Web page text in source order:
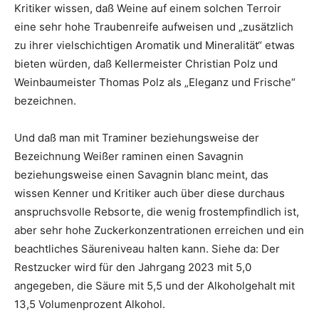
Kritiker wissen, daß Weine auf einem solchen Terroir
eine sehr hohe Traubenreife aufweisen und „zusätzlich
zu ihrer vielschichtigen Aromatik und Mineralität“ etwas
bieten würden, daß Kellermeister Christian Polz und
Weinbaumeister Thomas Polz als „Eleganz und Frische“
bezeichnen.
Und daß man mit Traminer beziehungsweise der
Bezeichnung Weißer raminen einen Savagnin
beziehungsweise einen Savagnin blanc meint, das
wissen Kenner und Kritiker auch über diese durchaus
anspruchsvolle Rebsorte, die wenig frostempfindlich ist,
aber sehr hohe Zuckerkonzentrationen erreichen und ein
beachtliches Säureniveau halten kann. Siehe da: Der
Restzucker wird für den Jahrgang 2023 mit 5,0
angegeben, die Säure mit 5,5 und der Alkoholgehalt mit
13,5 Volumenprozent Alkohol.